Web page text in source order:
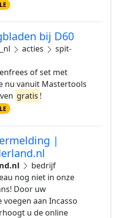
bij D60
acties
spit-
of set met
nu vanuit Mastertools
gratis !
|
bedrijf
nog niet in onze
Door uw
aan Incasso
u de online